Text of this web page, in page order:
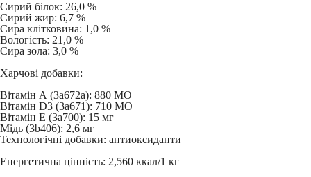
Сирий білок: 26,0 %
Сирий жир: 6,7 %
Сира клітковина: 1,0 %
Вологість: 21,0 %
Сира зола: 3,0 %
Харчові добавки:
Вітамін А (3а672а): 880 МО
Вітамін D3 (3а671): 710 МО
Вітамін Е (3а700): 15 мг
Мідь (3b406): 2,6 мг
Технологічні добавки: антиоксиданти
Енергетична цінність: 2,560 ккал/1 кг